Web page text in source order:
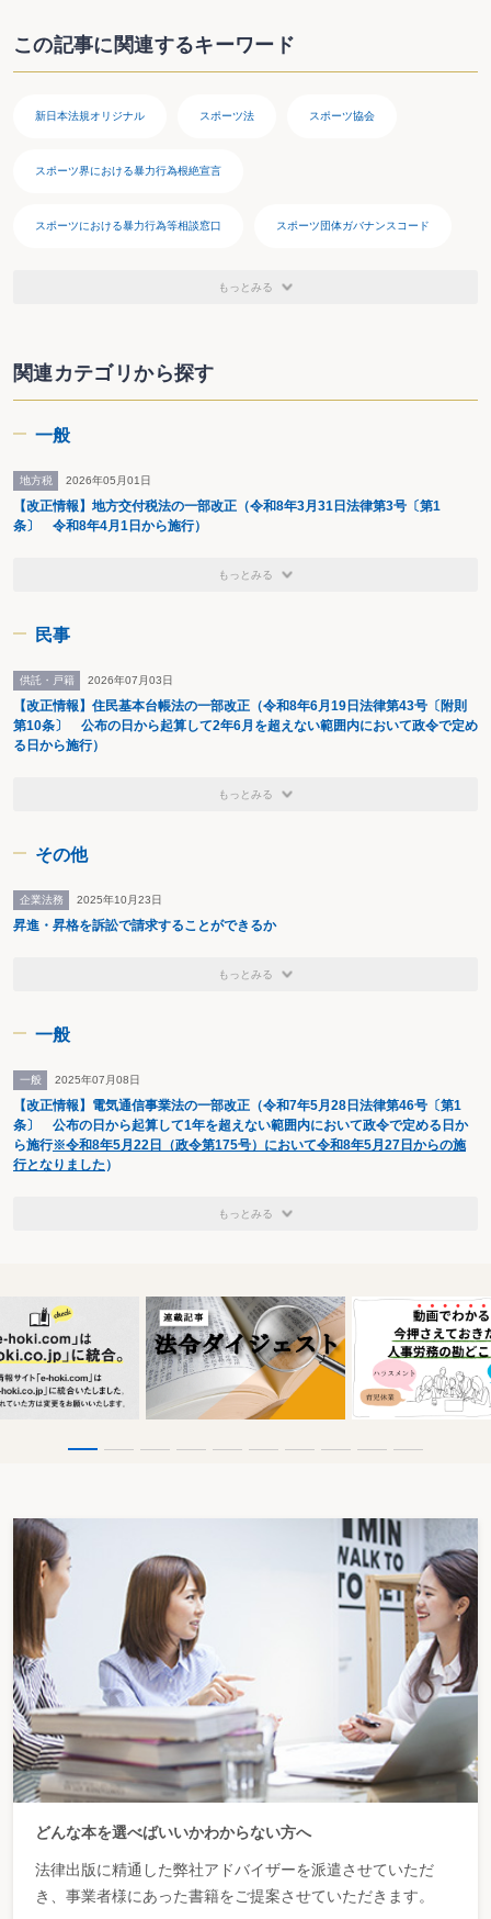
考える実践へのヒント』（編著）中央法規出版（2023年9
月）
通常清算を円滑に進めるために』（共著）新日本法規出版
この記事に関連するキーワード
新日本法規オリジナル スポーツ法 スポーツ協会
スポーツ界における暴力行為根絶宣言
スポーツにおける暴力行為等相談窓口 スポーツ団体ガバナンスコード
もっとみる
関連カテゴリから探す
一般
地方税 2026年05月01日
【改正情報】地方交付税法の一部改正（令和8年3月31日法律第3号〔第1
条〕 令和8年4月1日から施行）
もっとみる
民事
供託・戸籍 2026年07月03日
【改正情報】住民基本台帳法の一部改正（令和8年6月19日法律第43号〔附則
第10条〕 公布の日から起算して2年6月を超えない範囲内において政令で定め
る日から施行）
もっとみる
その他
企業法務 2025年10月23日
昇進・昇格を訴訟で請求することができるか
もっとみる
一般
一般 2025年07月08日
【改正情報】電気通信事業法の一部改正（令和7年5月28日法律第46号〔第1
条〕 公布の日から起算して1年を超えない範囲内において政令で定める日か
ら施行※令和8年5月22日（政令第175号）において令和8年5月27日からの施
行となりました ）
もっとみる
どんな本を選べばいいかわからない方へ
法律出版に精通した弊社アドバイザーを派遣させていただ
き、事業者様にあった書籍をご提案させていただきます。